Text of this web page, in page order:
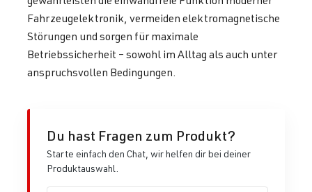
Fahrzeugelektronik, vermeiden elektromagnetische
Störungen und sorgen für maximale
Betriebssicherheit – sowohl im Alltag als auch unter
anspruchsvollen Bedingungen.
Du hast Fragen zum Produkt?
Starte einfach den Chat, wir helfen dir bei deiner
Produktauswahl.